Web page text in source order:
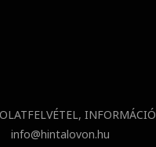
INFORMÁCIÓ
info@hintalovon.hu